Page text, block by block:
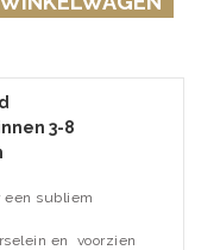
3-8
een subliem
en voorzien